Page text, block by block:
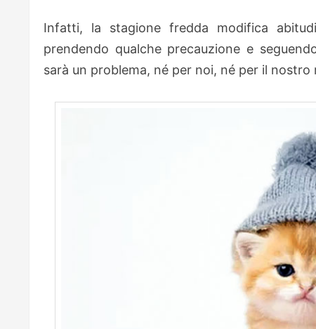
Infatti, la stagione fredda modifica
prendendo qualche precauzione e
sarà un problema, né per noi, né per il nostro